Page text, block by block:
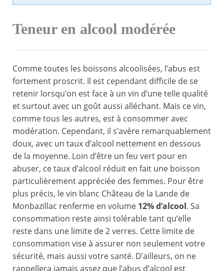
Teneur en alcool modérée
Comme toutes les boissons alcoolisées, l’abus est
fortement proscrit. Il est cependant difficile de se
retenir lorsqu’on est face à un vin d’une telle qualité
et surtout avec un goût aussi alléchant. Mais ce vin,
comme tous les autres, est à consommer avec
modération. Cependant, il s’avère remarquablement
doux, avec un taux d’alcool nettement en dessous
de la moyenne. Loin d’être un feu vert pour en
abuser, ce taux d’alcool réduit en fait une boisson
particulièrement appréciée des femmes. Pour être
plus précis, le vin blanc Château de la Lande de
Monbazillac renferme en volume 12% d’alcool. Sa
consommation reste ainsi tolérable tant qu’elle
reste dans une limite de 2 verres. Cette limite de
consommation vise à assurer non seulement votre
sécurité, mais aussi votre santé. D’ailleurs, on ne
rappellera jamais assez que l’abus d’alcool est